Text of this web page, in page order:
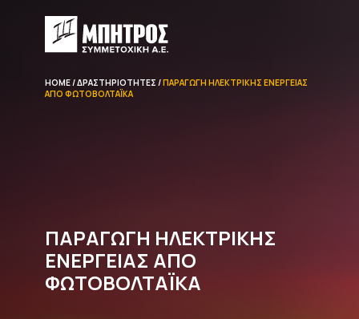
HOME ΔΡΑΣΤΗΡΙΌΤΗΤΕΣ
ΠΑΡΑΓΩΓΉ ΗΛΕΚΤΡΙΚΉΣ ΕΝΈΡΓΕΙΑΣ
ΑΠΌ ΦΩΤΟΒΟΛΤΑΪΚΆ
ΠΑΡΑΓΩΓΉ ΗΛΕΚΤΡΙΚΉΣ
ΕΝΈΡΓΕΙΑΣ ΑΠΌ
ΦΩΤΟΒΟΛΤΑΪΚΆ